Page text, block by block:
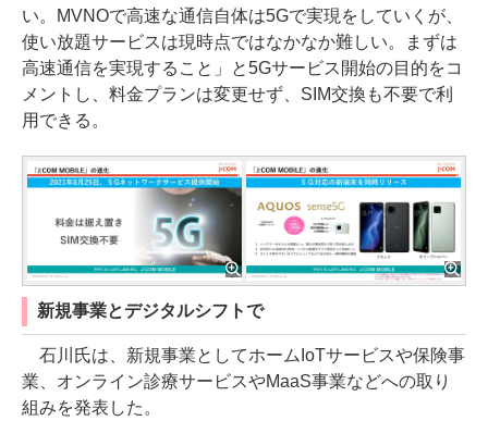
い。MVNOで高速な通信自体は5Gで実現をしていくが、
使い放題サービスは現時点ではなかなか難しい。まずは
高速通信を実現すること」と5Gサービス開始の目的をコ
メントし、料金プランは変更せず、SIM交換も不要で利
用できる。
新規事業とデジタルシフトで
石川氏は、新規事業としてホームIoTサービスや保険事
業、オンライン診療サービスやMaaS事業などへの取り
組みを発表した。